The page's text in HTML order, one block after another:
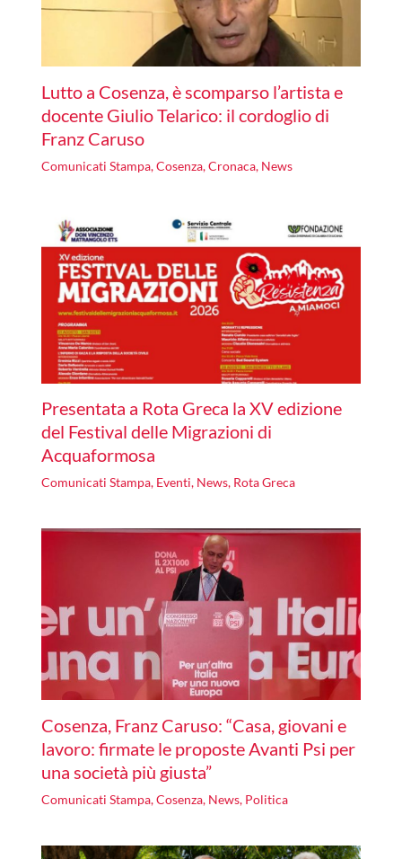
Lutto a Cosenza, è scomparso l’artista e
docente Giulio Telarico: il cordoglio di
Franz Caruso
Comunicati Stampa,Cosenza,Cronaca, News
Presentata a Rota Greca la XV edizione
del Festival delle Migrazioni di
Acquaformosa
Comunicati Stampa, Eventi, News, Rota Greca
Cosenza, Franz Caruso: “Casa, giovani e
lavoro: firmate le proposte Avanti Psi per
una società più giusta”
Comunicati Stampa,Cosenza, News, Politica